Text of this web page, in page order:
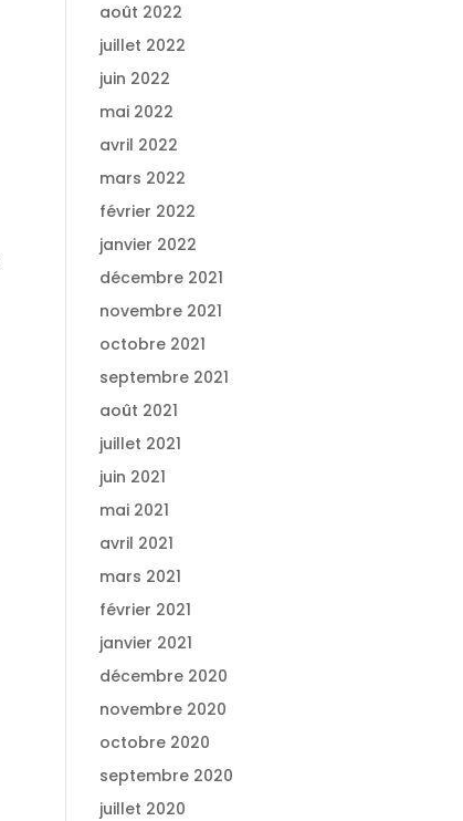
août 2022
juillet 2022
juin 2022
mai 2022
avril 2022
mars 2022
février 2022
janvier 2022
décembre 2021
novembre 2021
octobre 2021
septembre 2021
août 2021
juillet 2021
juin 2021
mai 2021
avril 2021
mars 2021
février 2021
janvier 2021
décembre 2020
novembre 2020
octobre 2020
septembre 2020
juillet 2020